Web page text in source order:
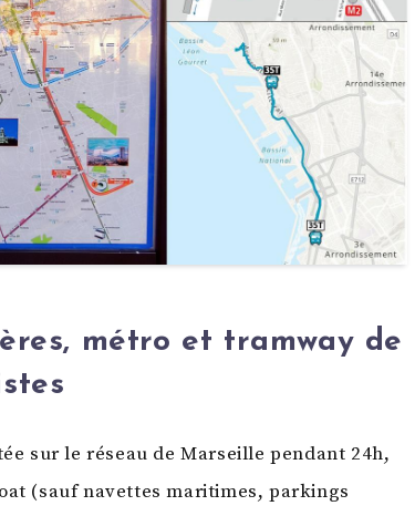
métro et tramway de
sur le réseau de Marseille pendant 24h,
(sauf navettes maritimes, parkings